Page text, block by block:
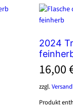
2024
16,00
zzgl.
Produkt